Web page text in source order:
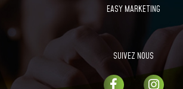
EASY MARKETING
SUIVEZ NOUS